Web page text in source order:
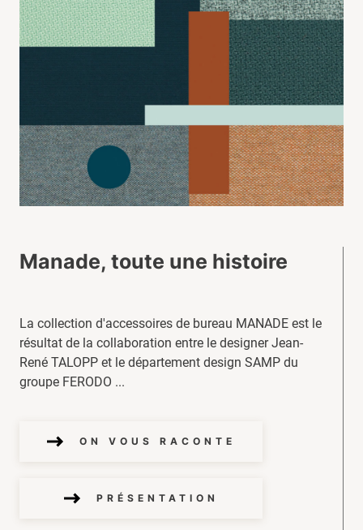
Manade, toute une histoire
La collection d'accessoires de bureau MANADE est le
résultat de la collaboration entre le designer Jean-
René TALOPP et le département design SAMP du
groupe FERODO ...
ON VOUS RACONTE
PRÉSENTATION